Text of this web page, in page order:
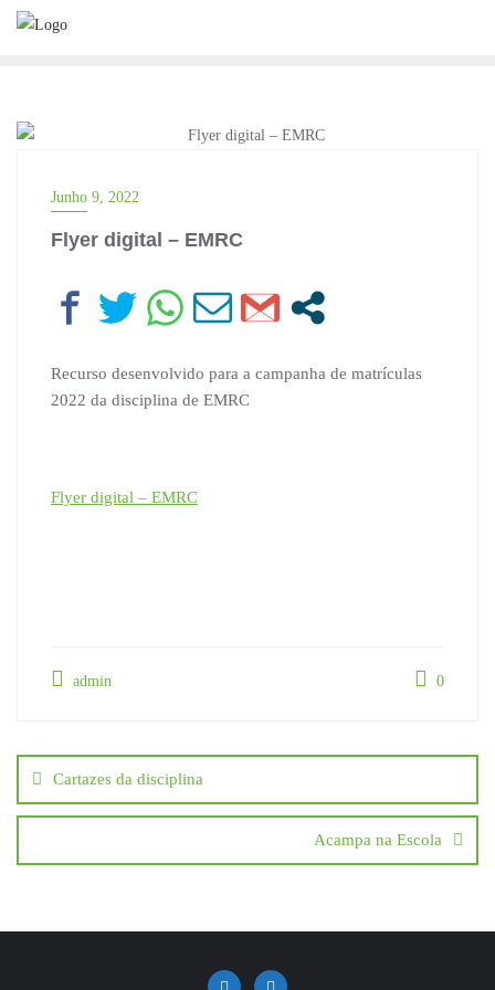
Skip
Junho 9, 2022
Flyer digital – EMRC
Recurso desenvolvido para a campanha de matrículas
2022 da disciplina de EMRC
Flyer digital – EMRC
admin 0
de
artigos
Cartazes da disciplina
Acampa na Escola